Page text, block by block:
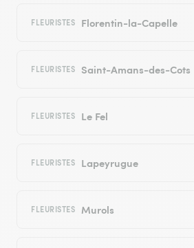
FLEURISTES Florentin-la-Capelle
FLEURISTES Saint-Amans-des-Cots
FLEURISTES Le Fel
FLEURISTES Lapeyrugue
FLEURISTES Murols